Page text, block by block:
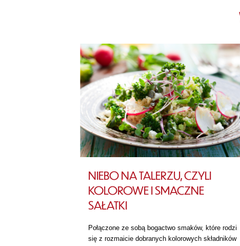
NIEBO NA TALERZU, CZYLI
KOLOROWE I SMACZNE
SAŁATKI
Połączone ze sobą bogactwo smaków, które rodzi
się z rozmaicie dobranych kolorowych składników